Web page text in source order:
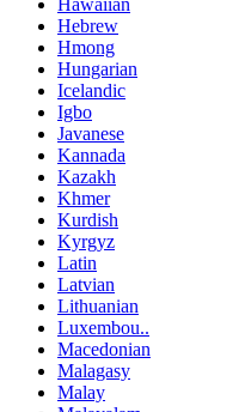
Hawaiian
Hebrew
Hmong
Hungarian
Icelandic
Igbo
Javanese
Kannada
Kazakh
Khmer
Kurdish
Kyrgyz
Latin
Latvian
Lithuanian
Luxembou..
Macedonian
Malagasy
Malay